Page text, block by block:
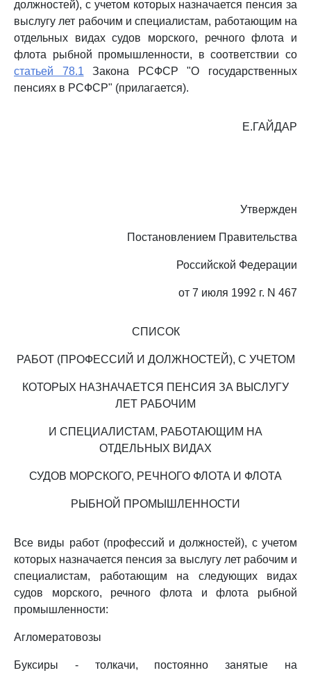
должностей), с учетом которых назначается пенсия за
выслугу лет рабочим и специалистам, работающим на
отдельных видах судов морского, речного флота и
флота рыбной промышленности, в соответствии со
статьей 78.1 Закона РСФСР "О государственных
пенсиях в РСФСР" (прилагается).
Е.ГАЙДАР
Утвержден
Постановлением Правительства
Российской Федерации
от 7 июля 1992 г. N 467
СПИСОК
РАБОТ (ПРОФЕССИЙ И ДОЛЖНОСТЕЙ), С УЧЕТОМ
КОТОРЫХ НАЗНАЧАЕТСЯ ПЕНСИЯ ЗА ВЫСЛУГУ
ЛЕТ РАБОЧИМ
И СПЕЦИАЛИСТАМ, РАБОТАЮЩИМ НА
ОТДЕЛЬНЫХ ВИДАХ
СУДОВ МОРСКОГО, РЕЧНОГО ФЛОТА И ФЛОТА
РЫБНОЙ ПРОМЫШЛЕННОСТИ
Все виды работ (профессий и должностей), с учетом
которых назначается пенсия за выслугу лет рабочим и
специалистам, работающим на следующих видах
судов морского, речного флота и флота рыбной
промышленности:
Агломератовозы
Буксиры - толкачи, постоянно занятые на